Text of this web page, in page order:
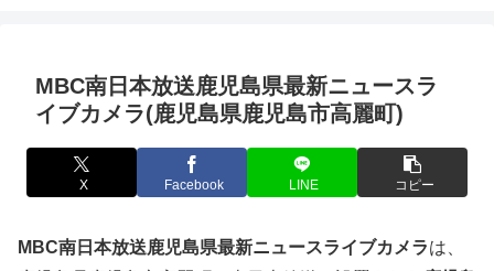
MBC南日本放送鹿児島県最新ニュースラ
イブカメラ(鹿児島県鹿児島市高麗町)
X Facebook LINE コピー
MBC南日本放送鹿児島県最新ニュースライブカメラは、